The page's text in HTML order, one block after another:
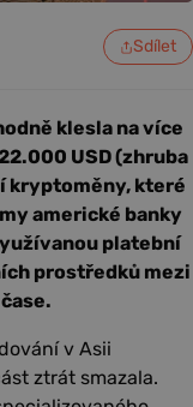
Sdílet
klesla na více
USD (zhruba
kryptoměny, které
americké banky
platební
prostředků mezi
v Asii
ztrát smazala.